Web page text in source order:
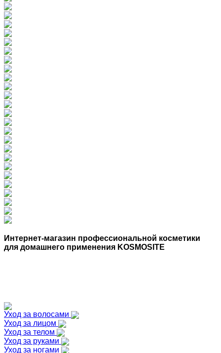
Интернет-магазин профессиональной косметики
для домашнего применения KOSMOSITE
Уход за волосами
Уход за лицом
Уход за телом
Уход за руками
Уход за ногами